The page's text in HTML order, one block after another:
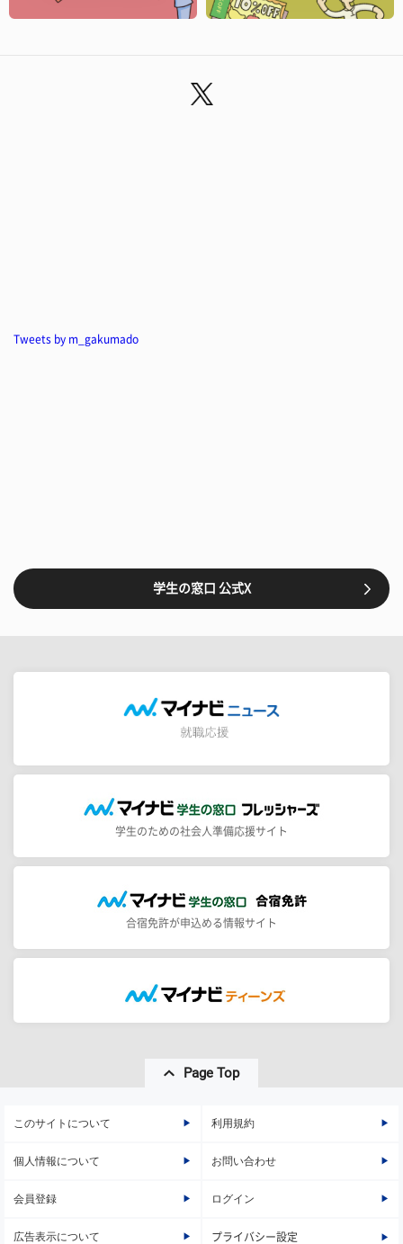
Tweets by m_gakumado
学生の窓口 公式X
学生のための社会人準備応援サイト
合宿免許が申込める情報サイト
Page Top
このサイトについて 利用規約
個人情報について お問い合わせ
会員登録 ログイン
広告表示について プライバシー設定